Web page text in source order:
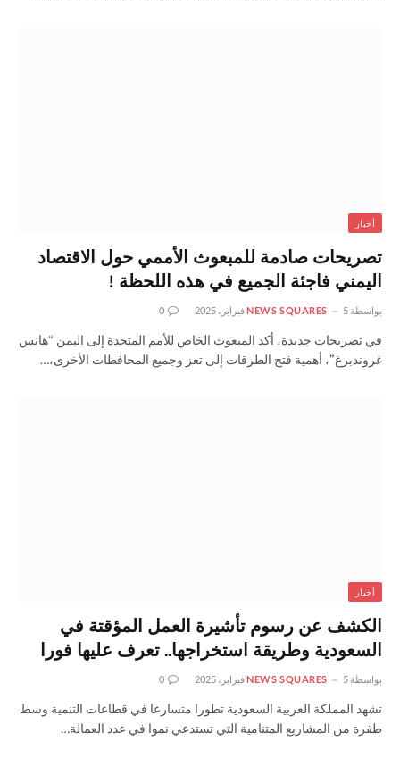
أخبار
تصريحات صادمة للمبعوث الأممي حول الاقتصاد
اليمني فاجئة الجميع في هذه اللحظة !
بواسطة NEWS SQUARES 5 فبراير، 2025 0
في تصريحات جديدة، أكد المبعوث الخاص للأمم المتحدة إلى اليمن “هانس
غروندبرغ”، أهمية فتح الطرقات إلى تعز وجميع المحافظات الأخرى،…
أخبار
الكشف عن رسوم تأشيرة العمل المؤقتة في
السعودية وطريقة استخراجها.. تعرف عليها فورا
بواسطة NEWS SQUARES 5 فبراير، 2025 0
تشهد المملكة العربية السعودية تطورا متسارعا في قطاعات التنمية وسط
طفرة من المشاريع المتنامية التي تستدعي نموا في عدد العمالة…